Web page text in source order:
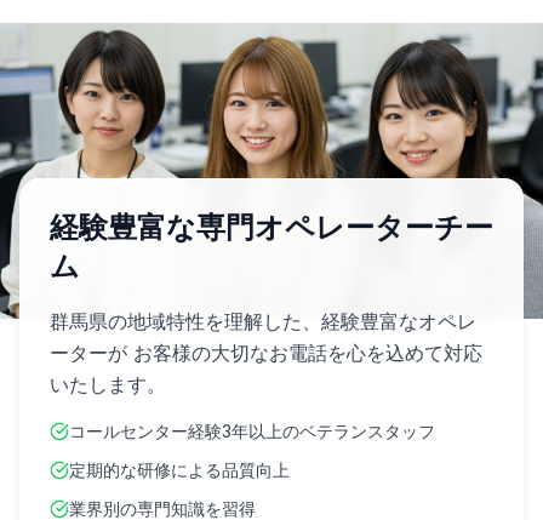
経験豊富な専門オペレーターチー
ム
群馬県の地域特性を理解した、経験豊富なオペレ
ーターが お客様の大切なお電話を心を込めて対応
いたします。
コールセンター経験3年以上のベテランスタッフ
定期的な研修による品質向上
業界別の専門知識を習得